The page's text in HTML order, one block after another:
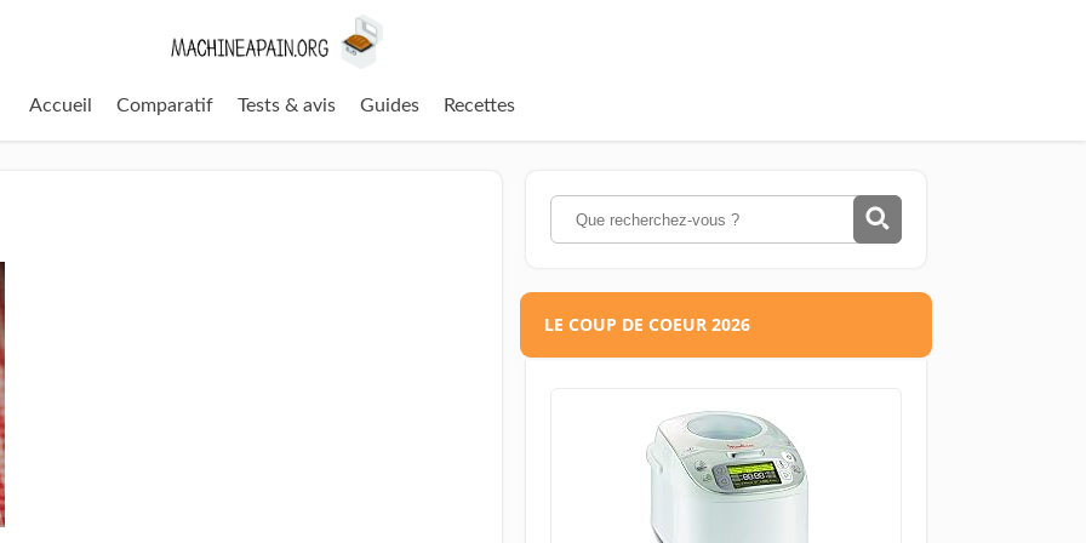
Accueil Comparatif Tests & avis Guides Recettes
LE COUP DE COEUR 2026